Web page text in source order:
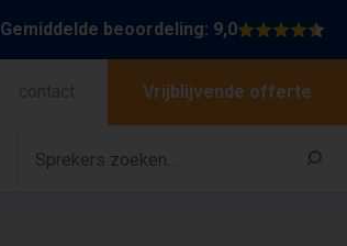
Gemiddelde beoordeling: 9,0
Vrijblijvende offerte